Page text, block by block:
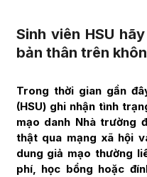
Sinh viên HSU
bản thân trên
Trong thời gian gần
(HSU) ghi nhận tình
mạo danh Nhà trường
thật qua mạng xã hội
dung giả mạo thường
phí, học bổng hoặc